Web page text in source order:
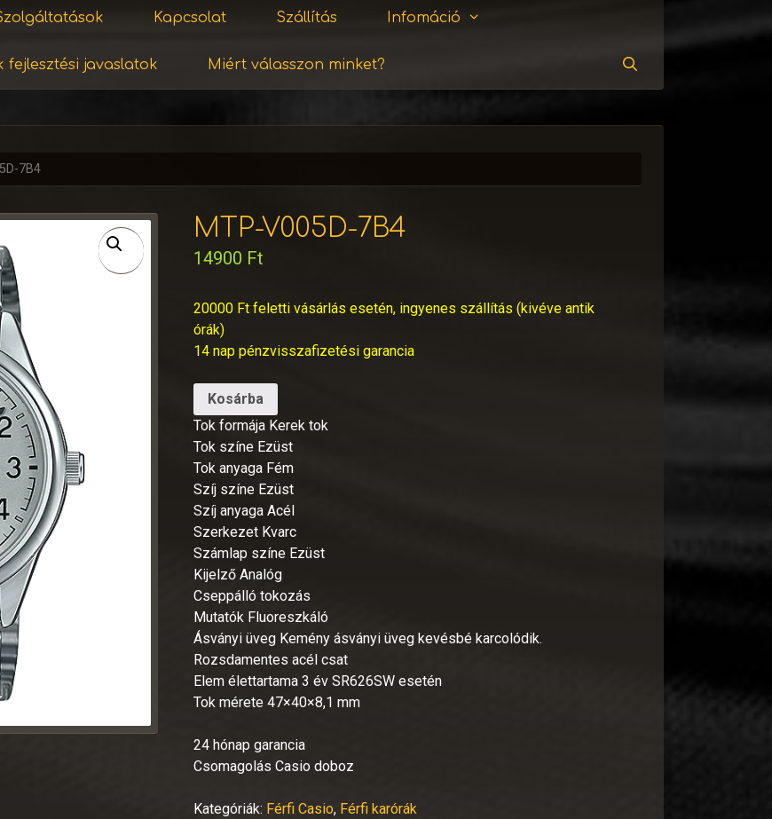
Kapcsolat Szállítás Infomáció
fejlesztési javaslatok Miért válasszon minket?
7B4
MTP-V005D-7B4
14900 Ft
20000 Ft feletti vásárlás esetén, ingyenes szállítás (kivéve antik
órák)
14 nap pénzvisszafizetési garancia
Kosárba
Tok formája Kerek tok
Tok színe Ezüst
Tok anyaga Fém
Szíj színe Ezüst
Szíj anyaga Acél
Szerkezet Kvarc
Számlap színe Ezüst
Kijelző Analóg
Cseppálló tokozás
Mutatók Fluoreszkáló
Ásványi üveg Kemény ásványi üveg kevésbé karcolódik.
Rozsdamentes acél csat
Elem élettartama 3 év SR626SW esetén
Tok mérete 47×40×8,1 mm
24 hónap garancia
Csomagolás Casio doboz
Kategóriák: Férfi Casio, Férfi karórák